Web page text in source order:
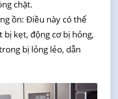
chặt.
ồn: Điều này có thể
kẹt, động cơ bị hỏng,
bị lỏng lẻo, dẫn